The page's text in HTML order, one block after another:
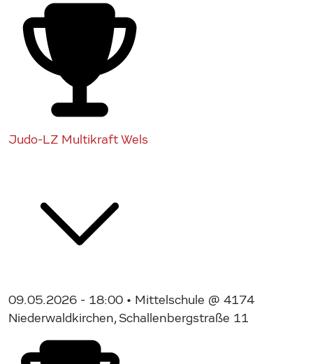
Judo-LZ Multikraft Wels
09.05.2026 - 18:00 • Mittelschule @ 4174
Niederwaldkirchen, Schallenbergstraße 11